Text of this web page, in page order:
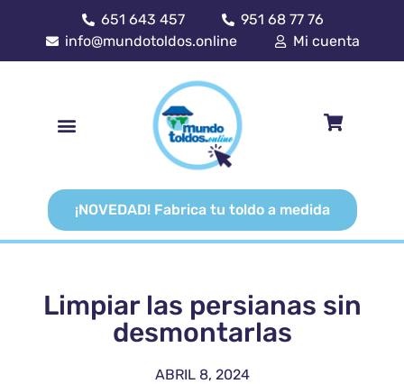
651 643 457
951 68 77 76
info@mundotoldos.online
Mi cuenta
¡NOVEDAD! Fabrica tu toldo a medida
Limpiar las persianas sin
desmontarlas
ABRIL 8, 2024